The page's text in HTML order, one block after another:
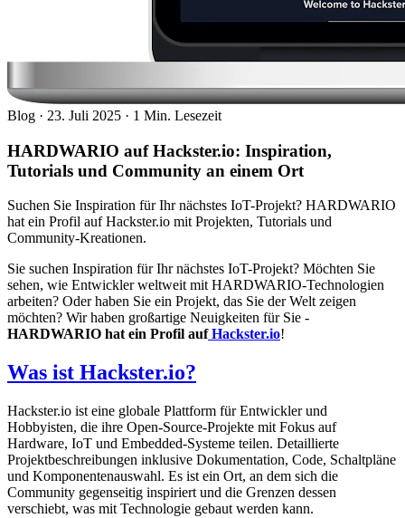
Blog · 23. Juli 2025 · 1 Min. Lesezeit
HARDWARIO auf Hackster.io: Inspiration,
Tutorials und Community an einem Ort
Suchen Sie Inspiration für Ihr nächstes IoT-Projekt? HARDWARIO
hat ein Profil auf Hackster.io mit Projekten, Tutorials und
Community-Kreationen.
Sie suchen Inspiration für Ihr nächstes IoT-Projekt? Möchten Sie
sehen, wie Entwickler weltweit mit HARDWARIO-Technologien
arbeiten? Oder haben Sie ein Projekt, das Sie der Welt zeigen
möchten? Wir haben großartige Neuigkeiten für Sie -
HARDWARIO hat ein Profil auf Hackster.io!
Was ist Hackster.io?
Hackster.io ist eine globale Plattform für Entwickler und
Hobbyisten, die ihre Open-Source-Projekte mit Fokus auf
Hardware, IoT und Embedded-Systeme teilen. Detaillierte
Projektbeschreibungen inklusive Dokumentation, Code, Schaltpläne
und Komponentenauswahl. Es ist ein Ort, an dem sich die
Community gegenseitig inspiriert und die Grenzen dessen
verschiebt, was mit Technologie gebaut werden kann.